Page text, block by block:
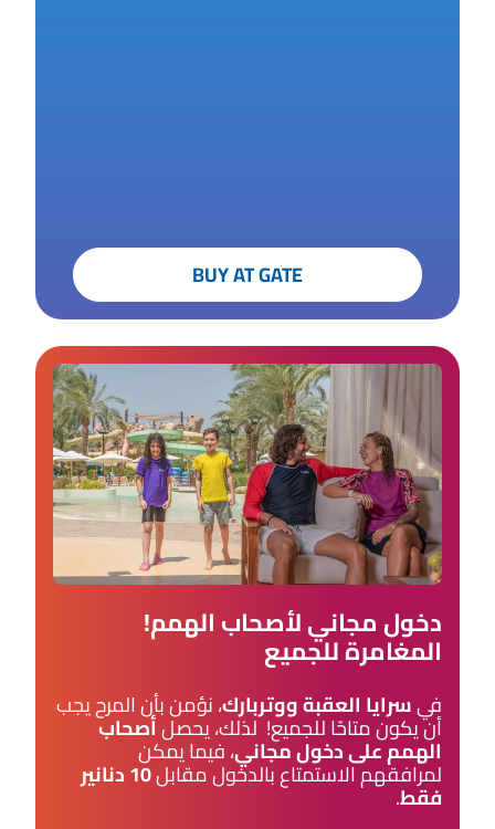
BUY AT GATE
دخول مجاني لأصحاب الهمم!
المغامرة للجميع
فيسرايا العقبة ووتربارك، نؤمن بأن المرح يجب
أن يكون متاحًا للجميع! لذلك، يحصلأصحاب
الهمم على دخول مجاني، فيما يمكن
لمرافقهم الاستمتاع بالدخول مقابل 10 دنانير
فقط.